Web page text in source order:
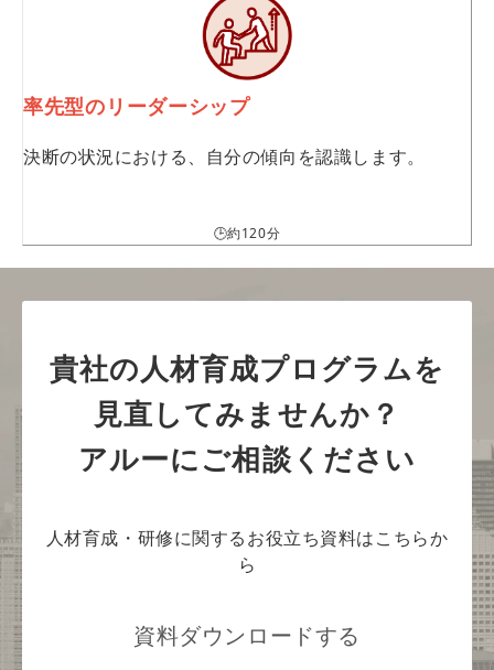
率先型のリーダーシップ
決断の状況における、自分の傾向を認識します。
🕒約120分
貴社の人材育成プログラムを
見直してみませんか？
アルーにご相談ください
人材育成・研修に関するお役立ち資料はこちらか
ら
資料ダウンロードする